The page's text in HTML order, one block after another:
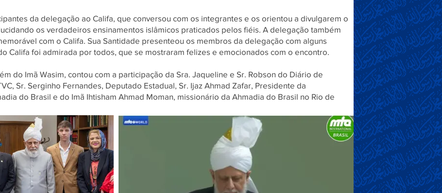
Título 6
da delegação ao Califa, que conversou com os integrantes e os orientou a divulgarem o
os verdadeiros ensinamentos islâmicos praticados pelos fiéis. A delegação também
com o Califa. Sua Santidade presenteou os membros da delegação com alguns
Califa foi admirada por todos, que se mostraram felizes e emocionados com o encontro.
do Imã Wasim, contou com a participação da Sra. Jaqueline e Sr. Robson do Diário de
Sr. Serginho Fernandes, Deputado Estadual, Sr. Ijaz Ahmad Zafar, Presidente da
do Brasil e do Imã Ihtisham Ahmad Moman, missionário da Ahmadia do Brasil no Rio de